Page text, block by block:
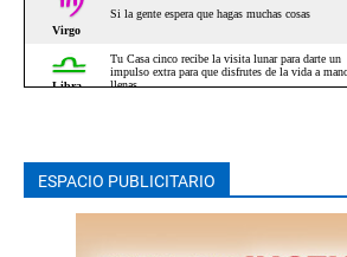
ESPACIO PUBLICITARIO